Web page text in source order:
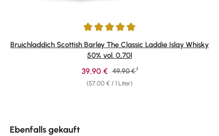
Durchschnittliche Bewertung von 4.92 von 5 Sternen
Bruichladdich Scottish Barley The Classic Laddie Islay Whisky
50% vol. 0,70l
(57,00 € / 1 Liter)
Verkaufspreis:
39,90 € Regulärer Preis:
49,90 € 1
Ebenfalls gekauft